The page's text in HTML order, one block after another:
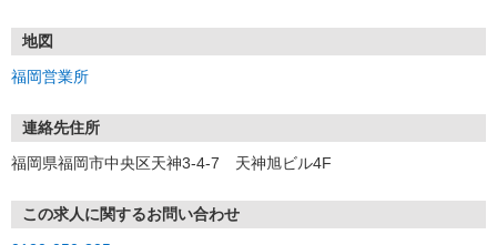
①応募から3営業日を目安に、メールorお電話でご連絡します。
★スマホでWEB面接（LINEなど）・出張面接・事務所面接と選べま
す
③面接実施（履歴書不要）
※ご希望があれば、職場見学の調整もOKです！
地図
福岡営業所
連絡先住所
福岡県福岡市中央区天神3-4-7 天神旭ビル4F
この求人に関するお問い合わせ